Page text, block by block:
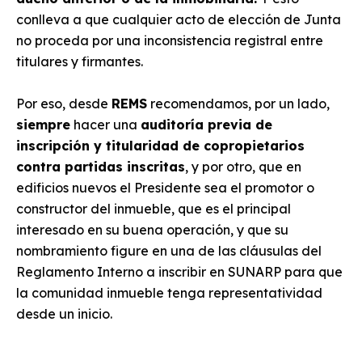
conlleva a que cualquier acto de elección de Junta
no proceda por una inconsistencia registral entre
titulares y firmantes.
Por eso, desde REMS recomendamos, por un lado,
siempre hacer una auditoría previa de
inscripción y titularidad de copropietarios
contra partidas inscritas, y por otro, que en
edificios nuevos el Presidente sea el promotor o
constructor del inmueble, que es el principal
interesado en su buena operación, y que su
nombramiento figure en una de las cláusulas del
Reglamento Interno a inscribir en SUNARP para que
la comunidad inmueble tenga representatividad
desde un inicio.